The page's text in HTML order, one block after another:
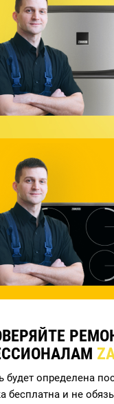
будет определена
бесплатна и не